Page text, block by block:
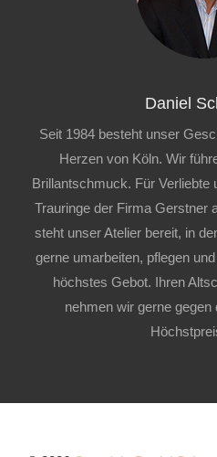
Daniel
Seit 1984 besteht unser
Herzen von Köln. Wir
Brillantschmuck. Für Verliebte
Trauringe der Firma Gerstner
steht unser Atelier bereit, in
gerne umarbeiten, pflegen
höchstes Gebot. Ihren
nehmen wir gerne